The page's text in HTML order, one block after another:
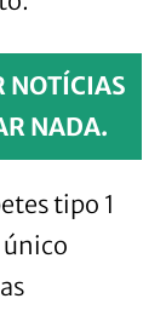
NOTÍCIAS
NADA.
tipo 1
único